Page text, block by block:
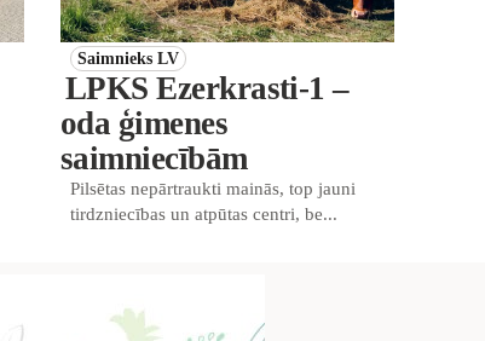
Saimnieks LV
LPKS Ezerkrasti-1 –
oda ģimenes
saimniecībām
Pilsētas nepārtraukti mainās, top jauni
tirdzniecības un atpūtas centri, be...